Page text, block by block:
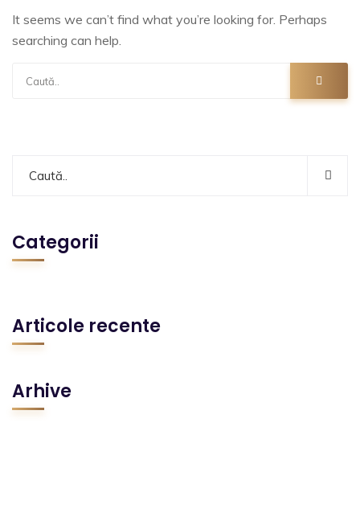
It seems we can’t find what you’re looking for. Perhaps
searching can help.
Categorii
Articole recente
Arhive